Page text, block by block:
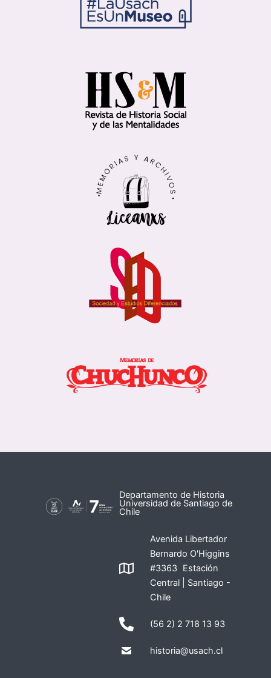
Departamento de Historia
Universidad de Santiago de
Chile
Avenida Libertador
Bernardo O'Higgins
#3363 Estación
Central | Santiago -
Chile
(56 2) 2 718 13 93
historia@usach.cl